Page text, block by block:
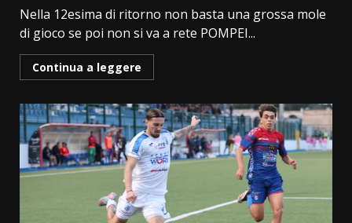
Nella 12esima di ritorno non basta una grossa mole
di gioco se poi non si va a rete POMPEI...
Continua a leggere